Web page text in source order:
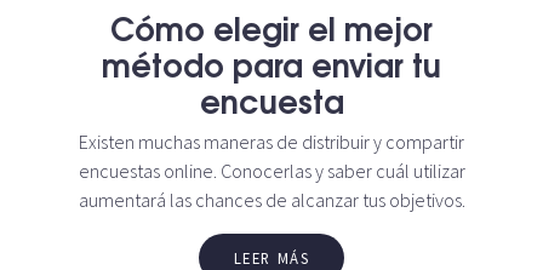
Cómo elegir el mejor
método para enviar tu
encuesta
Existen muchas maneras de distribuir y compartir
encuestas online. Conocerlas y saber cuál utilizar
aumentará las chances de alcanzar tus objetivos.
LEER MÁS